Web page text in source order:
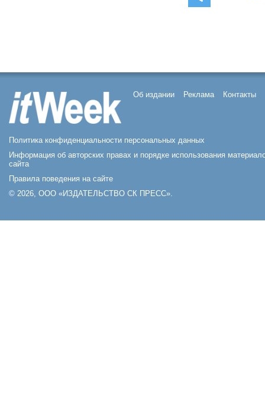
Об издании Реклама Контакты
Политика конфиденциальности персональных данных
Информация об авторских правах и порядке использования
сайта
Правила поведения на сайте
© 2026, ООО «ИЗДАТЕЛЬСТВО СК ПРЕСС».